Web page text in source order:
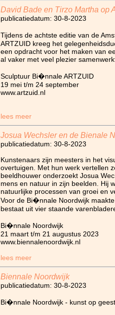
David Bade en Tirzo Martha op
publicatiedatum: 30-8-2023
Tijdens de achtste editie van de
ARTZUID kreeg het
een opdracht voor het maken van
al vaker met veel plezier
Sculptuur Bi�nnale ARTZUID
19 mei t/m 24 september
www.artzuid.nl
lees meer
Josua Wechsler en de Bienale
publicatiedatum: 30-8-2023
Kunstenaars zijn meesters in het
overtuigen. Met hun werk vertellen
beeldhouwer onderzoekt Josua
mens en natuur in zijn beelden. Hij
natuurlijke processen van groei en
Voor de Bi�nnale Noordwijk
bestaat uit vier staande
Bi�nnale Noordwijk
21 maart t/m 21 augustus 2023
www.biennalenoordwijk.nl
lees meer
Biennale Noordwijk
publicatiedatum: 30-8-2023
Bi�nnale Noordwijk - kunst op